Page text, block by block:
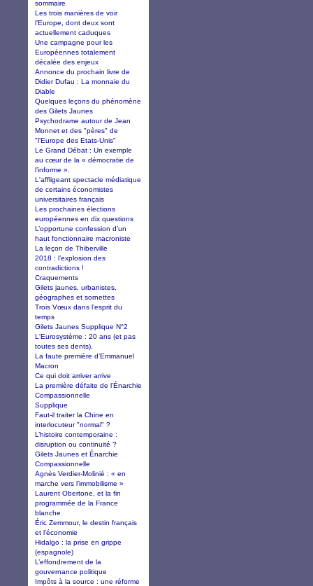
sommaire
Les trois manières de voir
l’Europe, dont deux sont
actuellement caduques
Une campagne pour les
Européennes totalement
décalée des enjeux
Annonce du prochain livre de
Didier Dufau : La monnaie du
Diable
Quelques leçons du phénomène
des Gilets Jaunes
Psychodrame autour de Jean
Monnet et des "pères" de
"l'Europe des Etats-Unis"
Le Grand Débat : Un exemple
au cœur de la « démocratie de
l’informe ».
L'affligeant spectacle médiatique
de certains économistes
universitaires français
Les prochaines élections
européennes en dix questions
L’opportune confession d’un
haut fonctionnaire macroniste
La leçon de Thiberville
2018 : l’explosion des
contradictions !
Craquements
Gilets jaunes, urbanistes,
géographes et sornettes
Trois Vœux dans l’esprit du
temps
Gilets Jaunes Supplique N°2
L'Eurosystème : 20 ans (et pas
toutes ses dents).
La faute première d’Emmanuel
Macron
Ce qui doit arriver arrive
La première défaite de l’Énarchie
Compassionnelle
Supplique
Faut-il traiter la Chine en
interlocuteur "normal" ?
L’histoire contemporaine :
disruption ou continuité ?
Gilets Jaunes et Énarchie
Compassionnelle
Agnès Verdier-Molinié : « en
marche vers l’immobilisme »
Laurent Obertone, et la fin
programmée de la France
blanche
Éric Zemmour, le destin français
et l’économie
Hidalgo : la prise en grippe
(espagnole)
L’effondrement de la
gouvernance politique
Impôts à la source : une réforme